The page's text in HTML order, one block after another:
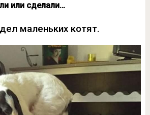
или сделали…
маленьких котят.